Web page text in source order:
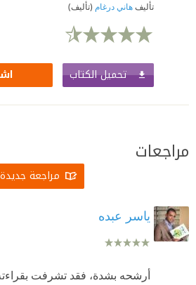
تأليفهاني درغام (تأليف)
تحميل الكتاب
مراجعات
مراجعة جديدة
ياسر عبده
أرشحه بشدة، فقد تشرفت